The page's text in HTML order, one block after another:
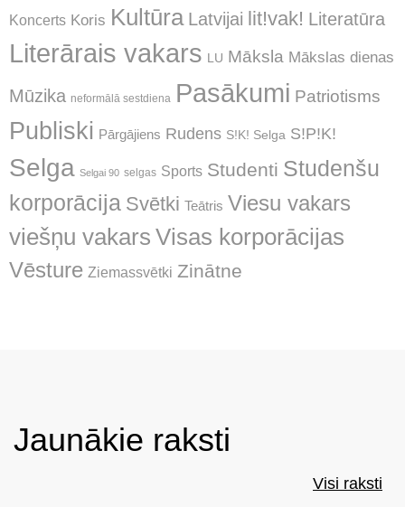
Koncerts Koris Kultūra Latvijai lit!vak! Literatūra
Literārais vakars LU Māksla Mākslas dienas
Mūzika neformālā sestdiena Pasākumi Patriotisms
Publiski Pārgājiens Rudens S!K! Selga S!P!K!
Selga Selgai 90 selgas Sports Studenti Studenšu
korporācija Svētki Teātris Viesu vakars
viešņu vakars Visas korporācijas
Vēsture Ziemassvētki Zinātne
Jaunākie raksti
Visi raksti